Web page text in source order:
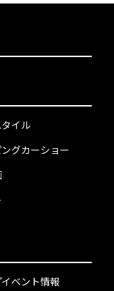
イル
グカーショー
ベント情報